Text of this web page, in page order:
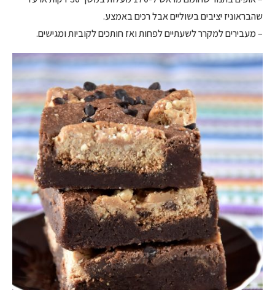
שהבראוניז יציבים בשוליים אבל רכים באמצע.
– מעבירים למקרר לשעתיים לפחות ואז חותכים לקוביות ומגישים.